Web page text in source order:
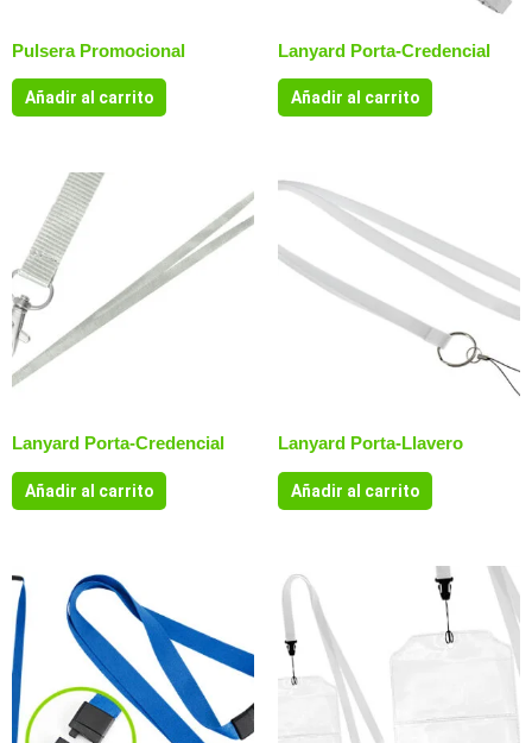
Pulsera Promocional
Añadir al carrito
Lanyard Porta-Credencial
Añadir al carrito
Lanyard Porta-Credencial
Añadir al carrito
Lanyard Porta-Llavero
Añadir al carrito